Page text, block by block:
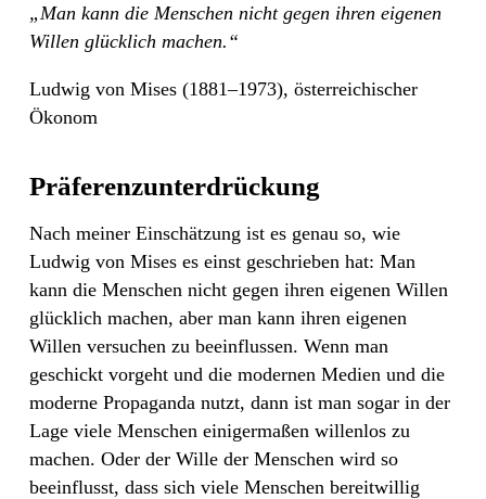
„Man kann die Menschen nicht gegen ihren eigenen
Willen glücklich machen.“
Ludwig von Mises (1881–1973), österreichischer
Ökonom
Präferenzunterdrückung
Nach meiner Einschätzung ist es genau so, wie
Ludwig von Mises es einst geschrieben hat: Man
kann die Menschen nicht gegen ihren eigenen Willen
glücklich machen, aber man kann ihren eigenen
Willen versuchen zu beeinflussen. Wenn man
geschickt vorgeht und die modernen Medien und die
moderne Propaganda nutzt, dann ist man sogar in der
Lage viele Menschen einigermaßen willenlos zu
machen. Oder der Wille der Menschen wird so
beeinflusst, dass sich viele Menschen bereitwillig